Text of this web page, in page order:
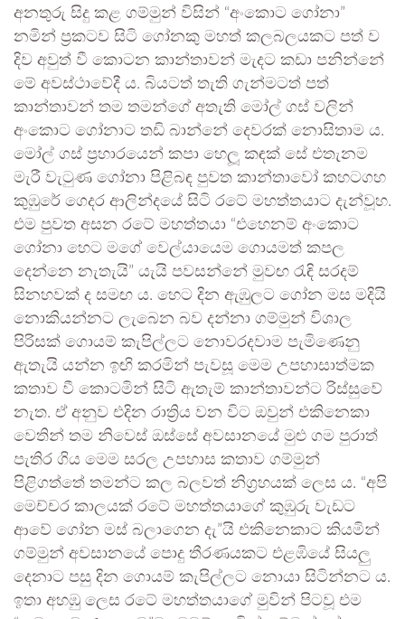
අනතුරු සිදු කළ ගම්මුන් විසින් “අංකොට ගෝනා”
නමින් ප්‍රකටව සිටි ගෝනකු මහත් කලබලයකට පත් ව
දිව අවුත් වී කොටන කාන්තාවන් මැදට කඩා පනින්නේ
මේ අවස්ථාවේදී ය. බියටත් තැති ගැන්මටත් පත්
කාන්තාවන් තම තමන්ගේ අතැති මෝල් ගස් වලින්
අංකොට ගෝනාට තඩි බාන්නේ දෙවරක් නොසිතාම ය.
මෝල් ගස් ප්‍රහාරයෙන් කපා හෙලූ කඳක් සේ එතැනම
මැරී වැටුණ ගෝනා පිළිබඳ පුවත කාන්තාවෝ කහටගහ
කුඹුරේ ගෙදර ආලින්දයේ සිටි රටේ මහත්තයාට දැන්වූහ.
එම පුවත අසන රටේ මහත්තයා “එහෙනම් අංකොට
ගෝනා හෙට මගේ වෙල්යායෙම ගොයමත් කපල
දෙන්නෙ නැතැයි” යැයි පවසන්නේ මුවඟ රැඳි සරදම්
සිනහවක් ද සමඟ ය. හෙට දින ඇඹුලට ගෝන මස මදියි
නොකියන්නට ලැබෙන බව දන්නා ගම්මුන් විශාල
පිරිසක් ගොයම් කැපිල්ලට නොවරදවාම පැමිණෙනු
ඇතැයි යන්න ඉඟි කරමින් පැවසූ මෙම උපහාසාත්මක
කතාව වී කොටමින් සිටි ඇතැම් කාන්තාවන්ට රිස්සුවේ
නැත. ඒ අනුව එදින රාත්‍රිය වන විට ඔවුන් එකිනෙකා
වෙතින් තම නිවෙස් ඔස්සේ අවසානයේ මුළු ගම පුරාත්
පැතිර ගිය මෙම සරල උපහාස කතාව ගම්මුන්
පිළිගත්තේ තමන්ට කල බලවත් නිග්‍රහයක් ලෙස ය. “අපි
මෙච්චර කාලයක් රටේ මහත්තයාගේ කුඹුරු වැඩට
ආවේ ගෝන මස් බලාගෙන දැ”යි එකිනෙකාට කියමින්
ගම්මුන් අවසානයේ පොදු තීරණයකට එළඹියේ සියලු
දෙනාට පසු දින ගොයම් කැපිල්ලට නොයා සිටින්නට ය.
ඉතා අහඹු ලෙස රටේ මහත්තයාගේ මුවින් පිටවූ එම